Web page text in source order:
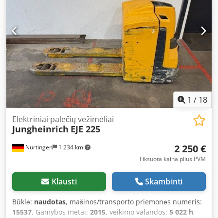
1 / 18
Nürtingen 1 234 km
Elektriniai palečių vežimėliai
Jungheinrich EJE 225
2 250 €
Fiksuota kaina plius PVM
Klausti Skambinti
Būklė: naudotas, mašinos/transporto priemonės numeris:
15537, Gamybos metai: 2015, veikimo valandos: 5 022 h,